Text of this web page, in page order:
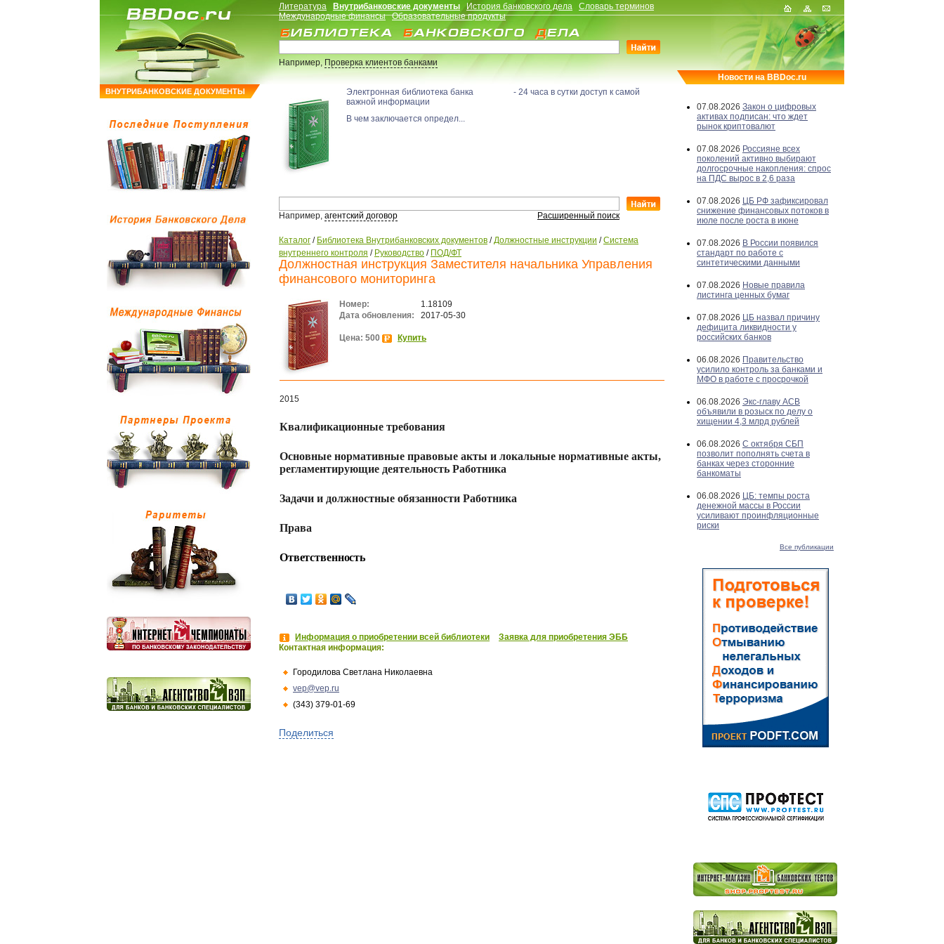
ВНУТРИБАНКОВСКИЕ ДОКУМЕНТЫ
Литература Внутрибанковские документы История банковского дела
Словарь терминов
Международные финансы
Образовательные продукты
Например,Проверка клиентов банками
Электронная библиотека банка - 24 часа в сутки доступ к самой
важной информации
В чем заключается определ...
Например, агентский договор Расширенный поиск
Каталог / Библиотека Внутрибанковских документов /Должностные инструкции /Система
внутреннего контроля / Руководство / ПОД/ФТ
Должностная инструкция Заместителя начальника Управления
финансового мониторинга
Номер:
1.18109
Дата обновления:
2017-05-30
Цена: 500 Купить
2015
Квалификационные требования
Основные нормативные правовые акты и локальные нормативные акты,
регламентирующие деятельность Работника
Задачи и должностные обязанности Работника
Права
Ответственность
Информация о приобретении всей библиотеки
Заявка для приобретения ЭББ
Контактная информация:
Городилова Светлана Николаевна
vep@vep.ru
(343) 379-01-69
Поделиться
Новости на BBDoc.ru
07.08.2026 Закон о цифровых
активах подписан: что ждет
рынок криптовалют
07.08.2026 Россияне всех
поколений активно выбирают
долгосрочные накопления: спрос
на ПДС вырос в 2,6 раза
07.08.2026 ЦБ РФ зафиксировал
снижение финансовых потоков в
июле после роста в июне
07.08.2026 В России появился
стандарт по работе с
синтетическими данными
07.08.2026 Новые правила
листинга ценных бумаг
07.08.2026 ЦБ назвал причину
дефицита ликвидности у
российских банков
06.08.2026 Правительство
усилило контроль за банками и
МФО в работе с просрочкой
06.08.2026 Экс-главу АСВ
объявили в розыск по делу о
хищении 4,3 млрд рублей
06.08.2026 С октября СБП
позволит пополнять счета в
банках через сторонние
банкоматы
06.08.2026 ЦБ: темпы роста
денежной массы в России
усиливают проинфляционные
риски
Все публикации